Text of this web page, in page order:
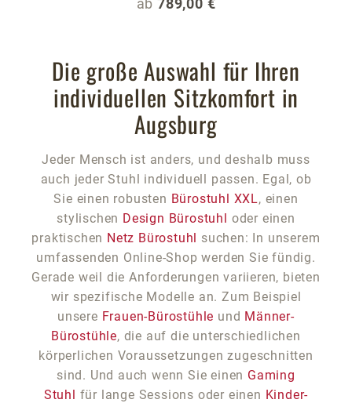
Die große Auswahl für Ihren
individuellen Sitzkomfort in
Augsburg
Jeder Mensch ist anders, und deshalb muss
auch jeder Stuhl individuell passen. Egal, ob
Sie einen robusten Bürostuhl XXL, einen
stylischen Design Bürostuhl oder einen
praktischen Netz Bürostuhl suchen: In unserem
umfassenden Online-Shop werden Sie fündig.
Gerade weil die Anforderungen variieren, bieten
wir spezifische Modelle an. Zum Beispiel
unsere Frauen-Bürostühle und Männer-
Bürostühle, die auf die unterschiedlichen
körperlichen Voraussetzungen zugeschnitten
sind. Und auch wenn Sie einen Gaming
Stuhl für lange Sessions oder einen Kinder-